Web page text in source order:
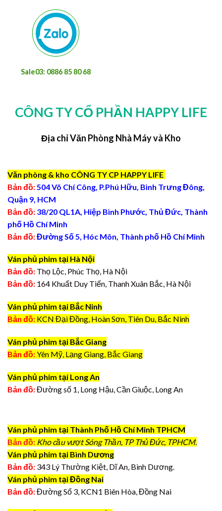
Sale03: 0886 85 80 68
CÔNG TY CỔ PHẦN HAPPY LIFE
Địa chỉ Văn Phòng Nhà Máy và Kho
Văn phòng & kho CÔNG TY CP HAPPY LIFE
Bản đồ: 504 Võ Chí Công, P.Phú Hữu, Bình Trưng Đông,
Quận 9, HCM
Bản đồ: 38/20 QL1A, Hiệp Bình Phước, Thủ Đức, Thành
phố Hồ Chí Minh
Bản đồ:Đường Số 5, Hóc Môn, Thành phố Hồ Chí Minh
Ván phủ phim tại Hà Nội
Bản đồ: Thọ Lộc, Phúc Thọ, Hà Nội
Bản đồ: 164 Khuất Duy Tiến, Thanh Xuân Bắc, Hà Nội
Ván phủ phim tại Bắc Ninh
Bản đồ: KCN Đại Đồng, Hoàn Sơn, Tiên Du, Bắc Ninh
Ván phủ phim tại Bắc Giang
Bản đồ:Yên Mỹ, Lạng Giang, Bắc Giang
Ván phủ phim tại Long An
Bản đồ:Đường số 1, Long Hậu, Cần Giuộc, Long An
Ván phủ phim tại Thành Phố Hồ Chí Minh TPHCM
Bản đồ: Kho cầu vượt Sóng Thần, TP Thủ Đức, TPHCM.
Ván phủ phim tại Bình Dương
Bản đồ: 343 Lý Thường Kiệt, Dĩ An, Bình Dương.
Ván phủ phim tại Đồng Nai
Bản đồ:Đường Số 3, KCN1 Biên Hòa, Đồng Nai